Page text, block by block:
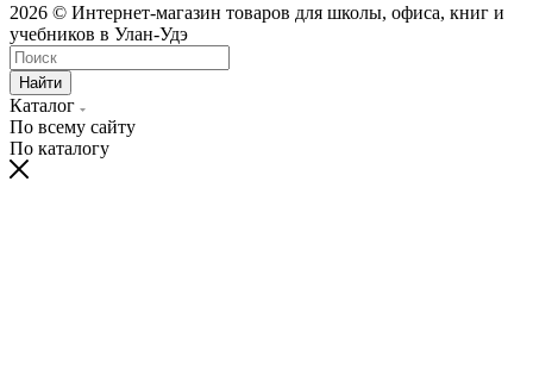
2026 © Интернет-магазин товаров для школы, офиса, книг и
учебников в Улан-Удэ
Найти
Каталог
По всему сайту
По каталогу